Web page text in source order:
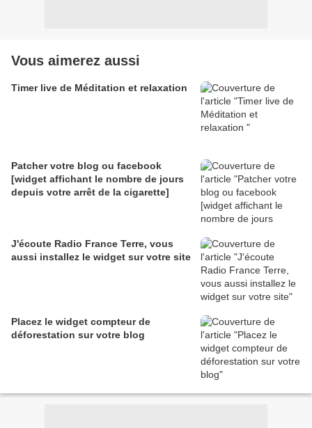
Vous aimerez aussi
Timer live de Méditation et relaxation
Patcher votre blog ou facebook
[widget affichant le nombre de jours
depuis votre arrêt de la cigarette]
J'écoute Radio France Terre, vous
aussi installez le widget sur votre site
Placez le widget compteur de
déforestation sur votre blog